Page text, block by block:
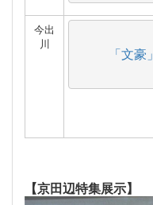
今出
川
「文豪」
【京田辺特集展示】